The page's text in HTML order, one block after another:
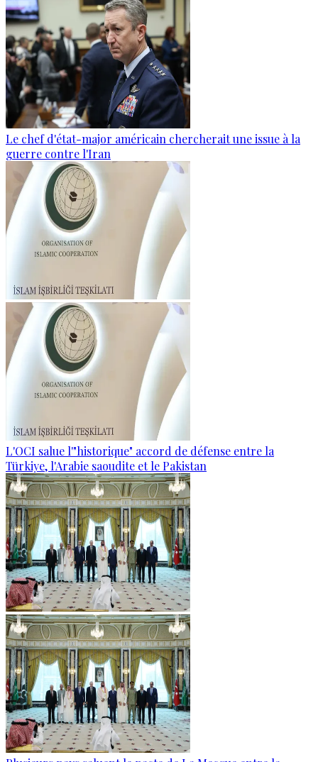
Le chef d'état-major américain chercherait une issue à la
guerre contre l'Iran
L'OCI salue l'"historique" accord de défense entre la
Türkiye, l'Arabie saoudite et le Pakistan